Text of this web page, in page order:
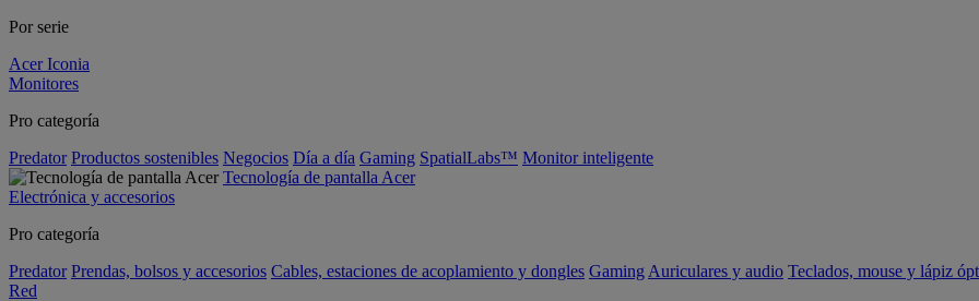
Por serie
Acer Iconia
Monitores
Pro categoría
Predator Productos sostenibles Negocios Día a día Gaming SpatialLabs™ Monitor inteligente
Tecnología de pantalla Acer
Electrónica y accesorios
Pro categoría
Predator Prendas, bolsos y accesorios Cables, estaciones de acoplamiento y dongles Gaming Auriculares y audio Teclados, mouse y lápiz
Red